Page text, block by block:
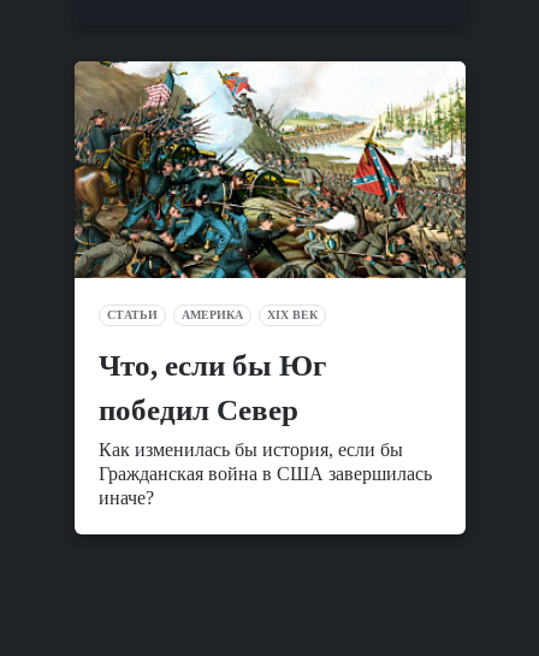
СТАТЬИ АМЕРИКА XIX ВЕК
Что, если бы Юг
победил Север
Как изменилась бы история, если бы
Гражданская война в США завершилась
иначе?